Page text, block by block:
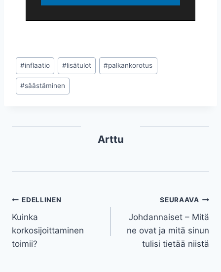
#inflaatio #lisätulot #palkankorotus
#säästäminen
Arttu
EDELLINEN
Kuinka
korkosijoittaminen
toimii?
SEURAAVA
Johdannaiset – Mitä
ne ovat ja mitä sinun
tulisi tietää niistä